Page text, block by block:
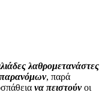
λαθρομετανάστες
παρανόμων, παρά
να πειστούνοι